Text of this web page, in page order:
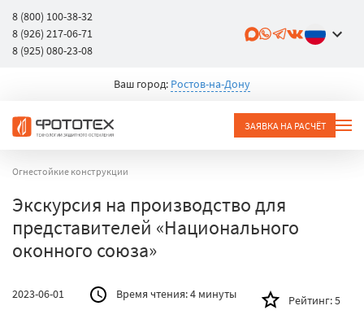
8 (800) 100-38-32
8 (926) 217-06-71
8 (925) 080-23-08
Ваш город: Ростов-на-Дону
ЗАЯВКА НА РАСЧЁТ
Огнестойкие конструкции
Экскурсия на производство для
представителей «Национального
оконного союза»
2023-06-01 Время чтения:4 минуты Рейтинг:5